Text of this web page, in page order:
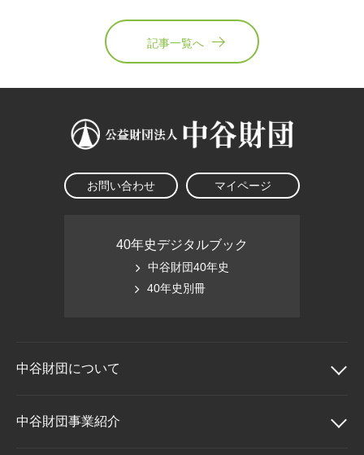
記事一覧へ
お問い合わせ マイページ
40年史デジタルブック
中谷財団40年史
40年史別冊
中谷財団について
中谷財団について
中谷財団事業紹介